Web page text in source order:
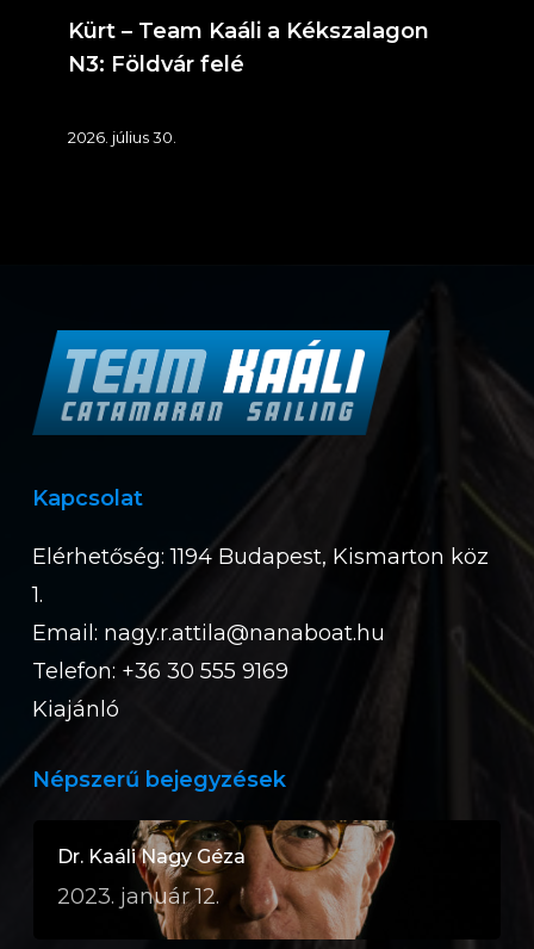
Kürt – Team Kaáli a Kékszalagon
N3: Földvár felé
2026. július 30.
Kapcsolat
Elérhetőség: 1194 Budapest, Kismarton köz
1.
Email: nagy.r.attila@nanaboat.hu
Telefon: +36 30 555 9169
Kiajánló
Népszerű bejegyzések
Dr. Kaáli Nagy Géza
2023. január 12.